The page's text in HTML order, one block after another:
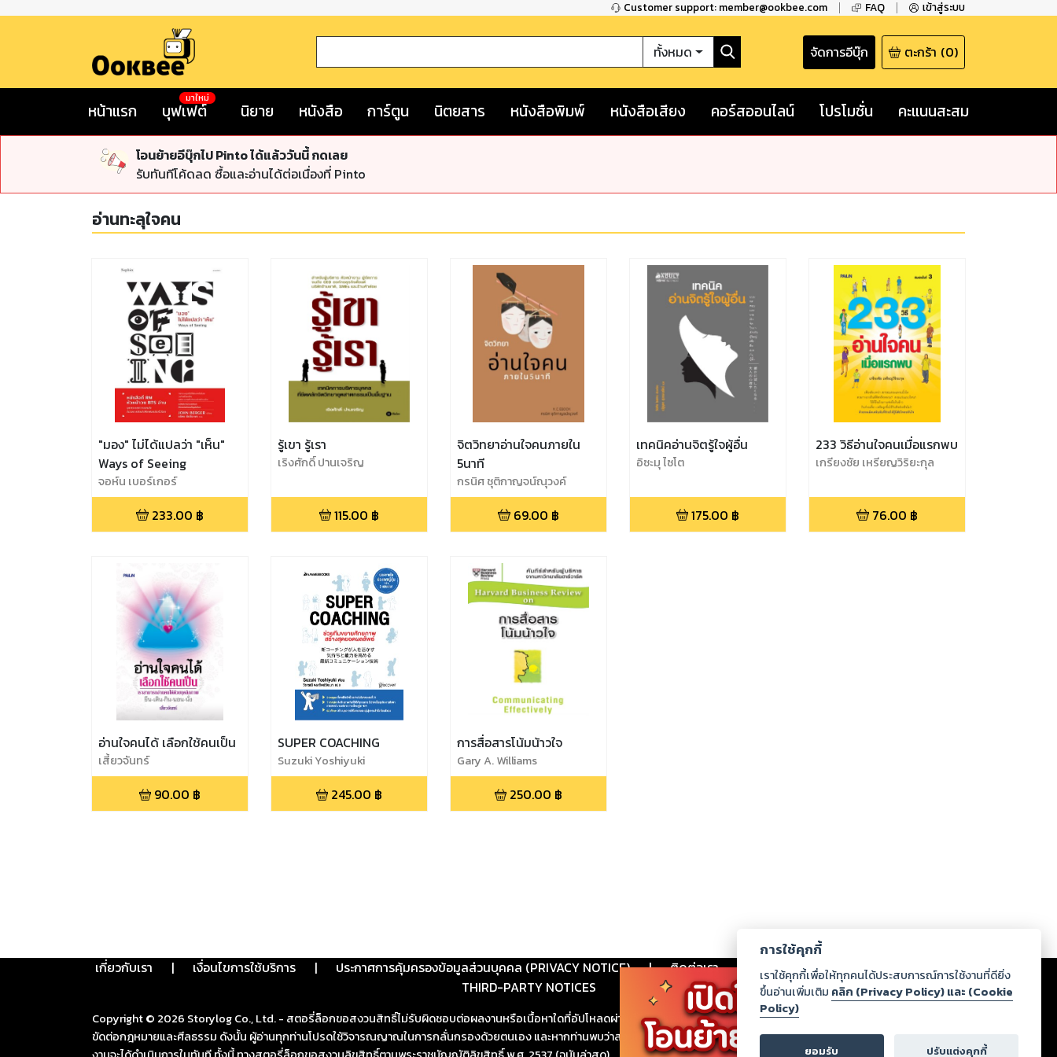
Customer support: member@ookbee.com FAQ เข้าสู่ระบบ
ทั้งหมด จัดการอีบุ๊ก ตะกร้า (0)
หน้าแรก บุฟเฟต์
มาใหม่
นิยาย หนังสือ การ์ตูน นิตยสาร หนังสือพิมพ์ หนังสือเสียง คอร์สออนไลน์ โปรโมชั่น คะแนนสะสม
โอนย้ายอีบุ๊กไป Pinto ได้แล้ววันนี้ กดเลย
รับทันทีโค้ดลด ซื้อและอ่านได้ต่อเนื่องที่ Pinto
อ่านทะลุใจคน
"มอง" ไม่ได้แปลว่า "เห็น"
Ways of Seeing
จอห์น เบอร์เกอร์
233.00 ฿
รู้เขา รู้เรา
เริงศักดิ์ ปานเจริญ
115.00 ฿
จิตวิทยาอ่านใจคนภายใน
5นาที
กรนิศ ชุติกาญจน์ณุวงค์
69.00 ฿
เทคนิคอ่านจิตรู้ใจผู้อื่น
อิซะมุ ไซโต
175.00 ฿
233 วิธีอ่านใจคนเมื่อแรกพบ
เกรียงชัย เหรียญวิริยะกุล
76.00 ฿
อ่านใจคนได้ เลือกใช้คนเป็น
เสี้ยวจันทร์
90.00 ฿
SUPER COACHING
Suzuki Yoshiyuki
245.00 ฿
การสื่อสารโน้มน้าวใจ
Gary A. Williams
250.00 ฿
เกี่ยวกับเรา | เงื่อนไขการใช้บริการ | ประกาศการคุ้มครองข้อมูลส่วนบุคคล (PRIVACY NOTICE) | ติดต่อเรา ร่วมงานกับเรา ดาวน์โหลด
THIRD-PARTY NOTICES
Copyright © 2026 Storylog Co., Ltd. - สตอรี่ล็อกขอสงวนสิทธิ์ไม่รับผิดชอบต่อผลงานหรือเนื้อหาใดที่อัปโหลดผ่านเว็บไซต์และปรากฏว่าละเมิดสิทธิในทรัพย์สินทางปัญญาของบุคคลอื่นหรือ
ขัดต่อกฎหมายและศีลธรรม ดังนั้น ผู้อ่านทุกท่านโปรดใช้วิจารณญาณในการกลั่นกรองด้วยตนเอง และหากท่านพบว่าส่วนหนึ่งส่วนใดขัดต่อกฎหมายและศีลธรรม กรุณาแจ้งมายังบริษัท เพื่อทีม
การใช้คุกกี้
เราใช้คุกกี้เพื่อให้ทุกคนได้ประสบการณ์การใช้งานที่ดียิ่ง
ขึ้นอ่านเพิ่มเติม คลิก (Privacy Policy) และ (Cookie
Policy)
ยอมรับ ปรับแต่งคุกกี้